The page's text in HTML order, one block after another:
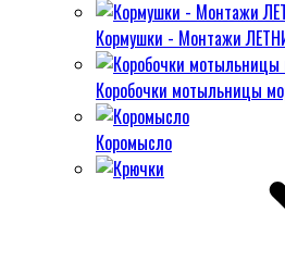
Кормушки - Монтажи
Коробочки мотыльницы
Коромысло